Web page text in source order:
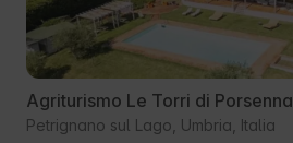
Agriturismo Le Torri di Porsenna
Petrignano sul Lago, Umbria, Italia